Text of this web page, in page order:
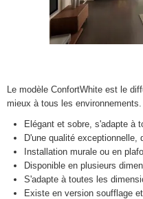
Le modèle ConfortWhite est le
mieux à tous les environnements.
Elégant et sobre, s'adapte à
D'une qualité exceptionnelle,
Installation murale ou en
Disponible en plusieurs
S'adapte à toutes les
Existe en version soufflage